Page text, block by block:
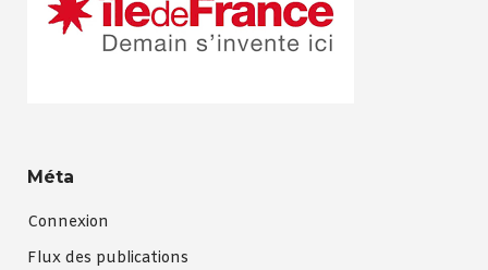
Méta
Connexion
Flux des publications